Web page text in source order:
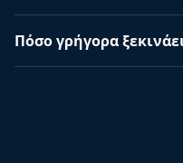
Πόσο γρήγορα